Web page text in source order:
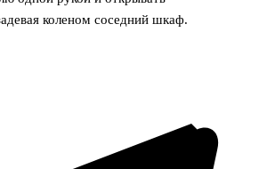
коленом соседний шкаф.